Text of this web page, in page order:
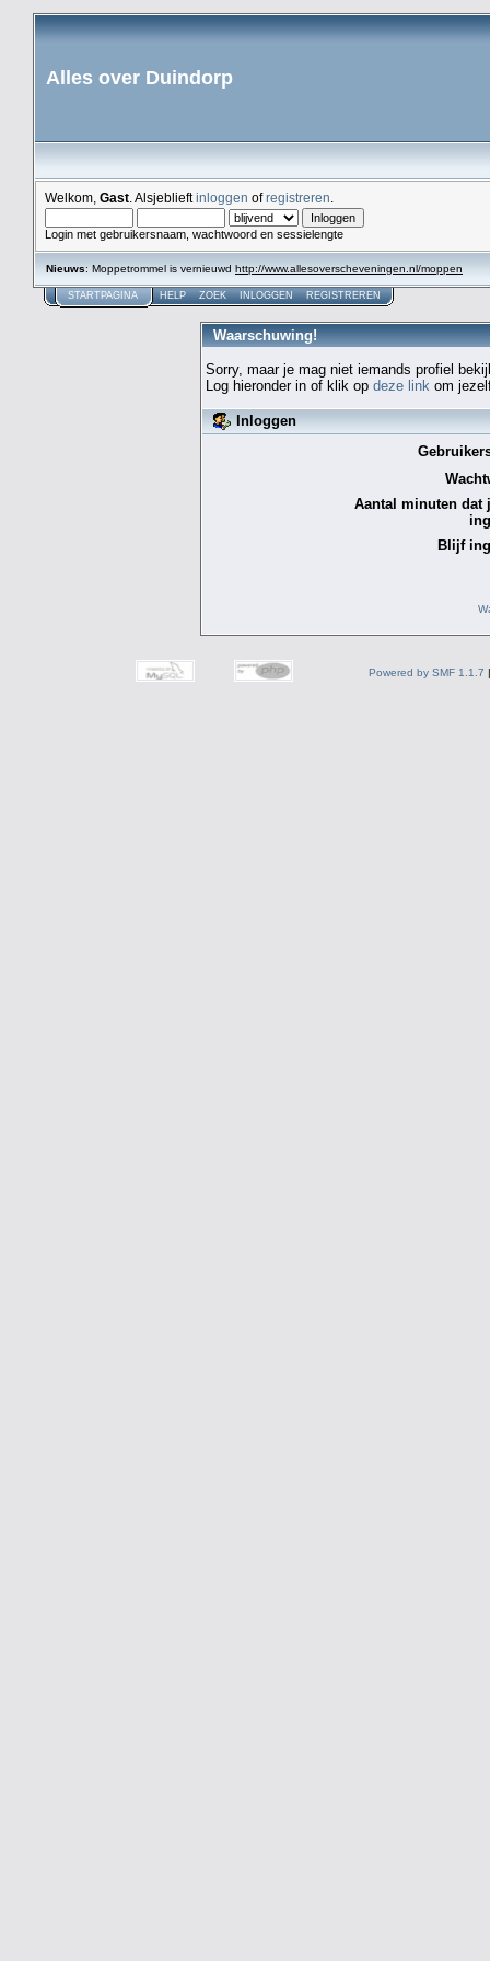
Alles over Duindorp
Welkom, Gast . Alsjeblieftinloggen ofregistreren
Login met gebruikersnaam, wachtwoord en sessielengte
Nieuws: Moppetrommel is vernieuwd http://www.allesoverscheveningen.nl/moppen
STARTPAGINA HELP ZOEK INLOGGEN REGISTREREN
Waarschuwing!
Sorry, maar je mag niet iemands profiel
Log hieronder in of klik op deze link om
Inloggen
Aantal minuten dat
Blijf
Powered by SMF 1.1.7